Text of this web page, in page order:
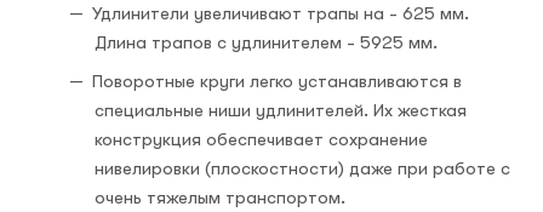
Удлинители увеличивают трапы на - 625 мм.
Длина трапов с удлинителем - 5925 мм.
Поворотные круги легко устанавливаются в
специальные ниши удлинителей. Их жесткая
конструкция обеспечивает сохранение
нивелировки (плоскостности) даже при работе с
очень тяжелым транспортом.